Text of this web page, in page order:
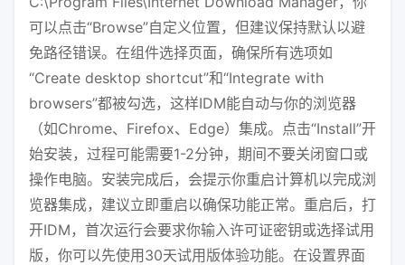
可以点击“Browse”自定义位置，但建议保持默认以避
免路径错误。在组件选择页面，确保所有选项如
“Create desktop shortcut”和“Integrate with
browsers”都被勾选，这样IDM能自动与你的浏览器
（如Chrome、Firefox、Edge）集成。点击“Install”开
始安装，过程可能需要1-2分钟，期间不要关闭窗口或
操作电脑。安装完成后，会提示你重启计算机以完成浏
览器集成，建议立即重启以确保功能正常。重启后，打
开IDM，首次运行会要求你输入许可证密钥或选择试用
版，你可以先使用30天试用版体验功能。在设置界面